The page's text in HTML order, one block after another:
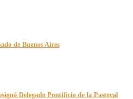
de Buenos Aires
Delegado Pontificio de la Pastoral